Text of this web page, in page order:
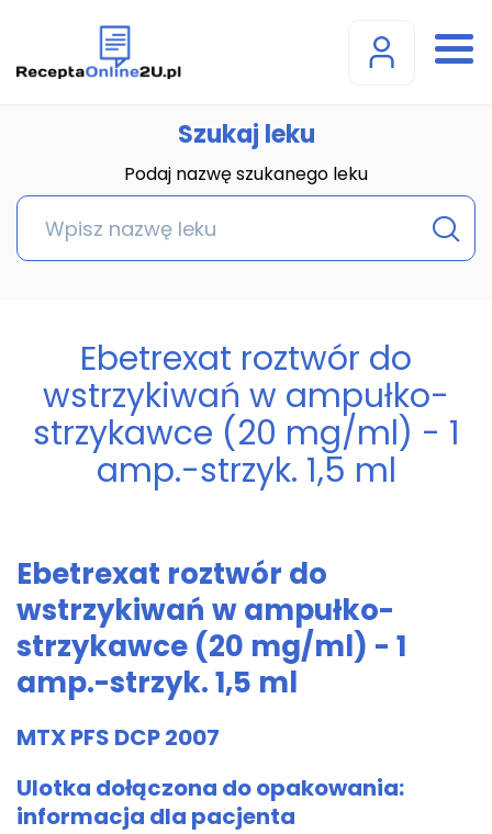
Szukaj leku
Podaj nazwę szukanego leku
Ebetrexat roztwór do
wstrzykiwań w ampułko-
strzykawce (20 mg/ml) - 1
amp.-strzyk. 1,5 ml
Ebetrexat roztwór do
wstrzykiwań w ampułko-
strzykawce (20 mg/ml) - 1
amp.-strzyk. 1,5 ml
MTX PFS DCP 2007
Ulotka dołączona do opakowania:
informacja dla pacjenta